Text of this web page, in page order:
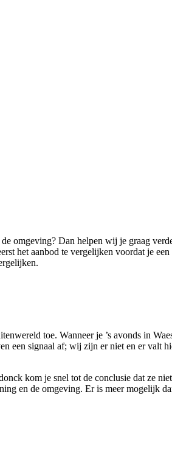
omgeving? Dan helpen wij je graag
het aanbod te vergelijken voordat je
toe. Wanneer je ’s avonds in
een signaal af; wij zijn er niet en er valt
kom je snel tot de conclusie dat ze
en de omgeving. Er is meer mogelijk